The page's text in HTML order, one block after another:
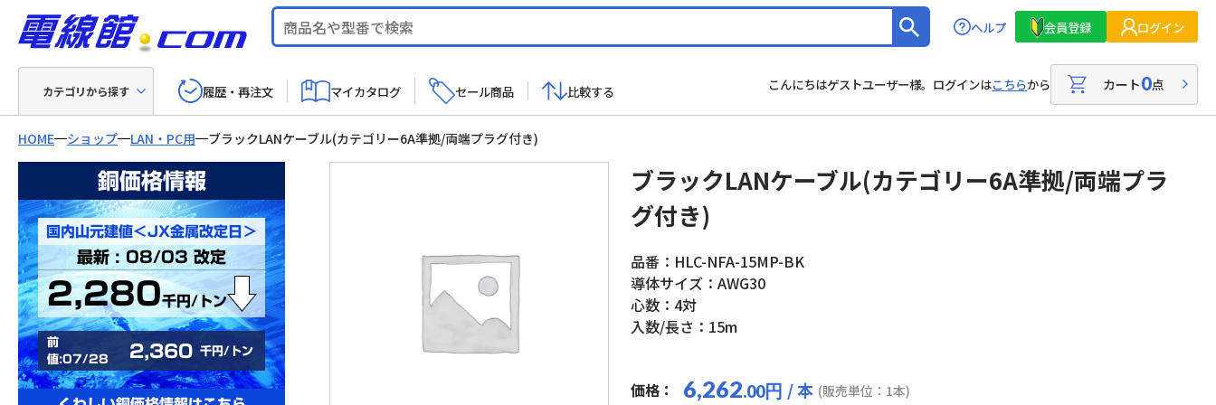
ヘルプ 会員登録 ログイン
カテゴリから探す 履歴・再注文 マイカタログ セール商品 比較する こんにちはゲストユーザー様。ログインはこちらから カート0点
HOME ショップ LAN・PC用 ブラックLANケーブル(カテゴリー6A準拠/両端プラグ付き)
銅価格情報
国内山元建値＜JX金属改定日＞
最新 : 08/03 改定
2,280千円/トン
前
値:07/28
2,360 千円/トン
ブラックLANケーブル(カテゴリー6A準拠/両端プラ
グ付き)
品番：HLC-NFA-15MP-BK
導体サイズ：AWG30
心数：4対
入数/長さ：15m
価格： 6,262.00円 / 本 (販売単位：1本)